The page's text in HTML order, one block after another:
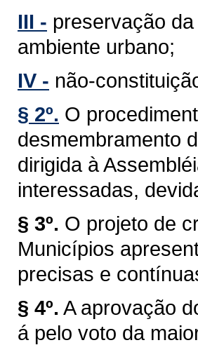
III - preservação
ambiente urbano;
IV - não-
§ 2º. O
desmembramento
dirigida à
interessadas,
§ 3º. O projeto de
Municípios
precisas e
§ 4º. A aprovação
á pelo voto da